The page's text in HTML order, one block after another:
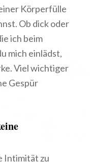
Körperfülle
Ob dick oder
ich beim
mich einlädst,
Viel wichtiger
Gespür
Intimität zu